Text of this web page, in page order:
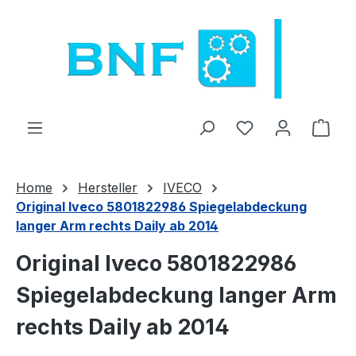
Du hast 0
Home Hersteller
IVECO
Original Iveco 5801822986 Spiegelabdeckung
langer Arm rechts Daily ab 2014
Original Iveco 5801822986
Spiegelabdeckung langer Arm
rechts Daily ab 2014